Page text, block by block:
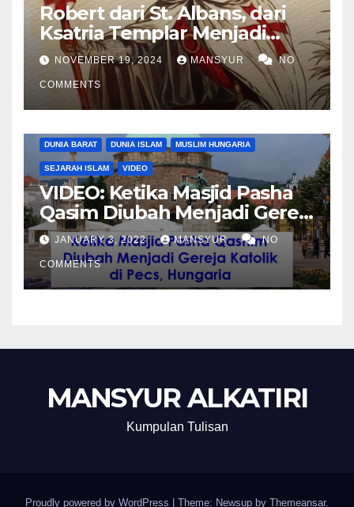
Robert dari St. Albans, dari
Ksatria Templar Menjadi
Komandan Pasukan
Shalahuddin Merebut
Kembali Yerusalem
NOVEMBER 19, 2024 MANSYUR NO
COMMENTS
DUNIA BARAT DUNIA ISLAM MUSLIM HUNGARIA
SEJARAH ISLAM VIDEO
VIDEO: Ketika Masjid Pasha
Qasim Diubah Menjadi Gereja
Katolik di Pecs, Hungaria
JANUARY 3, 2022 MANSYUR NO
COMMENTS
MANSYUR ALKATIRI
Kumpulan Tulisan
Proudly powered by WordPress Theme: Newsup by Themeansar.